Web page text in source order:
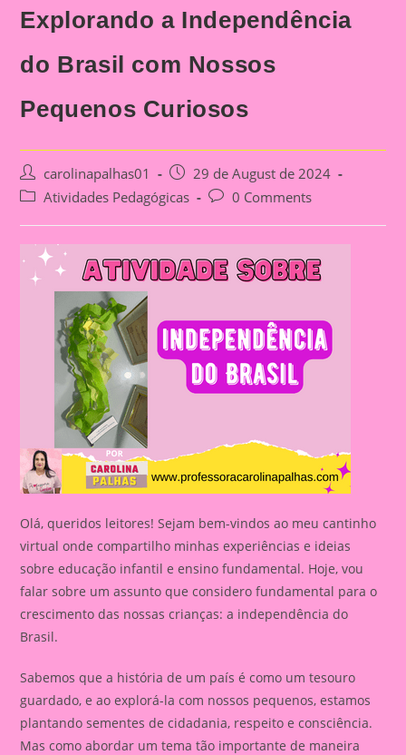
Explorando a Independência
do Brasil com Nossos
Pequenos Curiosos
Post
author:
carolinapalhas01
Post
published:
29 de August de 2024
PostAtividades Pedagógicas
Post0 Comments
Olá, queridos leitores! Sejam bem-vindos ao meu cantinho
virtual onde compartilho minhas experiências e ideias
sobre educação infantil e ensino fundamental. Hoje, vou
falar sobre um assunto que considero fundamental para o
crescimento das nossas crianças: a independência do
Brasil.
Sabemos que a história de um país é como um tesouro
guardado, e ao explorá-la com nossos pequenos, estamos
plantando sementes de cidadania, respeito e consciência.
Mas como abordar um tema tão importante de maneira